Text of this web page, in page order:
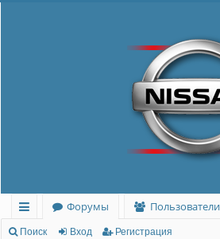
с
Форумы
Пользователи
Поиск Вход Регистрация